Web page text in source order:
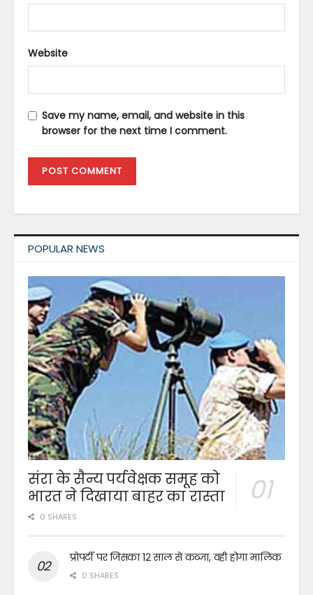
Website
Save my name, email, and website in this
browser for the next time I comment.
POPULAR NEWS
संरा के सैन्य पर्यवेक्षक समूह को
भारत ने दिखाया बाहर का रास्ता
0 SHARES
प्रोपर्टी पर जिसका 12 साल से कब्जा, वही होगा मालिक
0 SHARES